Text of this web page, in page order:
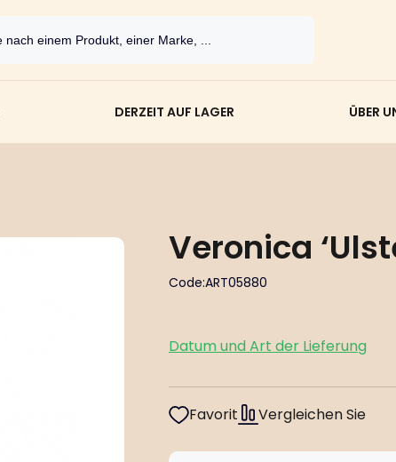
DERZEIT AUF LAGER ÜBER
Veronica
Code:ART05880
Datum und Art der Lieferung
Favorit Vergleichen Sie